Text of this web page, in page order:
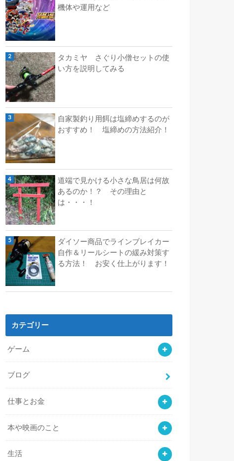
機体や運用など
タカミヤ さぐり小僧セットの使
い方を説明してみる
自家製釣り用餌は塩締めするのが
おすすめ！ 塩締めの方法紹介！
道端で見かける小さな鳥居は何故
あるのか！？ その理由と
は・・・！
ダイソー商品でラインブレイカー
自作＆リールシートの緩み対策す
る方法！ お安く仕上がります！
カテゴリー
ゲーム
ブログ
仕事とお金
本や映画のこと
生活